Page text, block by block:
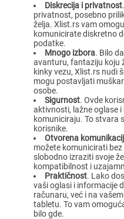
Diskrecija i privatnost
privatnost, posebno
želja. Xlist.rs vam
komunicirate diskretno
podatke.
Mnogo izbora. Bilo
avanturu, fantaziju koju
kinky vezu, Xlist.rs nudi
mogu postavljati
osobe.
Sigurnost. Ovde
aktivnosti, lažne oglase
komuniciraju. To stvara
korisnike.
Otvorena
možete komunicirati
slobodno izraziti svoje
kompatibilnost i
Praktičnost. Lako
vaši oglasi i informacije
računaru, već i na
tabletu. To vam
bilo gde.